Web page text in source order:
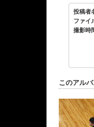
投稿
ファ
撮影
このアル